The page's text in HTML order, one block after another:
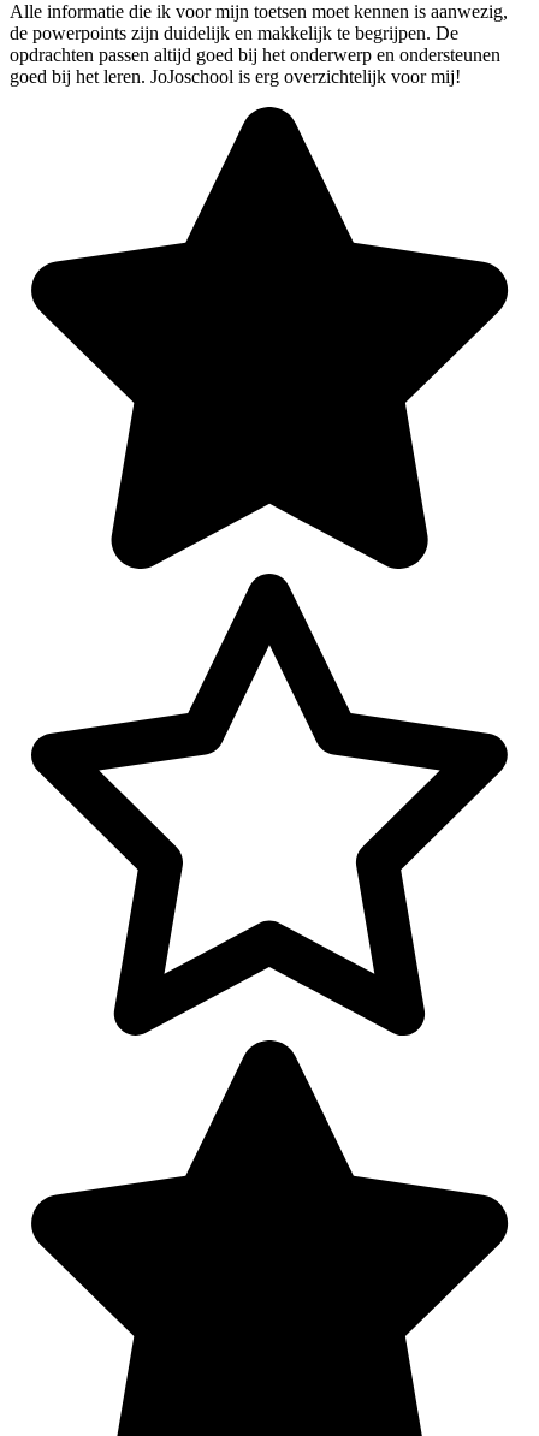
Alle informatie die ik voor mijn toetsen moet kennen is aanwezig,
de powerpoints zijn duidelijk en makkelijk te begrijpen. De
opdrachten passen altijd goed bij het onderwerp en ondersteunen
goed bij het leren. JoJoschool is erg overzichtelijk voor mij!